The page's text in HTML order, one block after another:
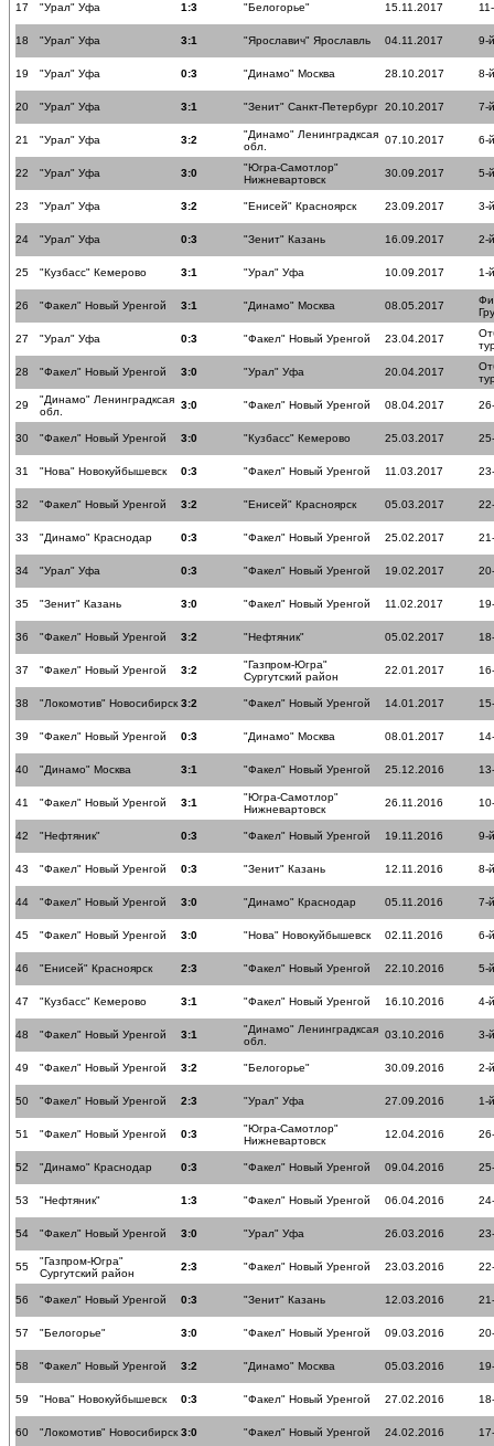
17 "Урал" Уфа 1:3 "Белогорье" 15.11.2017
18 "Урал" Уфа 3:1 "Ярославич" Ярославль 04.11.2017 9-
19 "Урал" Уфа 0:3 "Динамо" Москва 28.10.2017 8-
20 "Урал" Уфа 3:1 "Зенит" Санкт-Петербург 20.10.2017 7-
21 "Урал" Уфа 3:2
"Динамо" Ленинградксая
обл.
07.10.2017 6-
22 "Урал" Уфа 3:0
"Югра-Самотлор"
Нижневартовск
30.09.2017 5-
23 "Урал" Уфа 3:2 "Енисей" Красноярск 23.09.2017 3-
24 "Урал" Уфа 0:3 "Зенит" Казань 16.09.2017 2-
25 "Кузбасс" Кемерово 3:1 "Урал" Уфа 10.09.2017 1-
26 "Факел" Новый Уренгой 3:1 "Динамо" Москва 08.05.2017
27 "Урал" Уфа 0:3 "Факел" Новый Уренгой 23.04.2017
28 "Факел" Новый Уренгой 3:0 "Урал" Уфа 20.04.2017
29
"Динамо" Ленинградксая
обл.
3:0 "Факел" Новый Уренгой 08.04.2017
30 "Факел" Новый Уренгой 3:0 "Кузбасс" Кемерово 25.03.2017
31 "Нова" Новокуйбышевск 0:3 "Факел" Новый Уренгой 11.03.2017
32 "Факел" Новый Уренгой 3:2 "Енисей" Красноярск 05.03.2017
33 "Динамо" Краснодар 0:3 "Факел" Новый Уренгой 25.02.2017
34 "Урал" Уфа 0:3 "Факел" Новый Уренгой 19.02.2017
35 "Зенит" Казань 3:0 "Факел" Новый Уренгой 11.02.2017
36 "Факел" Новый Уренгой 3:2 "Нефтяник" 05.02.2017
37 "Факел" Новый Уренгой 3:2
"Газпром-Югра"
Сургутский район
22.01.2017
38 "Локомотив" Новосибирск 3:2 "Факел" Новый Уренгой 14.01.2017
39 "Факел" Новый Уренгой 0:3 "Динамо" Москва 08.01.2017
40 "Динамо" Москва 3:1 "Факел" Новый Уренгой 25.12.2016
41 "Факел" Новый Уренгой 3:1
"Югра-Самотлор"
Нижневартовск
26.11.2016
42 "Нефтяник" 0:3 "Факел" Новый Уренгой 19.11.2016 9-
43 "Факел" Новый Уренгой 0:3 "Зенит" Казань 12.11.2016 8-
44 "Факел" Новый Уренгой 3:0 "Динамо" Краснодар 05.11.2016 7-
45 "Факел" Новый Уренгой 3:0 "Нова" Новокуйбышевск 02.11.2016 6-
46 "Енисей" Красноярск 2:3 "Факел" Новый Уренгой 22.10.2016 5-
47 "Кузбасс" Кемерово 3:1 "Факел" Новый Уренгой 16.10.2016 4-
48 "Факел" Новый Уренгой 3:1
"Динамо" Ленинградксая
обл.
03.10.2016 3-
49 "Факел" Новый Уренгой 3:2 "Белогорье" 30.09.2016 2-
50 "Факел" Новый Уренгой 2:3 "Урал" Уфа 27.09.2016 1-
51 "Факел" Новый Уренгой 0:3
"Югра-Самотлор"
Нижневартовск
12.04.2016
52 "Динамо" Краснодар 0:3 "Факел" Новый Уренгой 09.04.2016
53 "Нефтяник" 1:3 "Факел" Новый Уренгой 06.04.2016
54 "Факел" Новый Уренгой 3:0 "Урал" Уфа 26.03.2016
55
"Газпром-Югра"
Сургутский район
2:3 "Факел" Новый Уренгой 23.03.2016
56 "Факел" Новый Уренгой 0:3 "Зенит" Казань 12.03.2016
57 "Белогорье" 3:0 "Факел" Новый Уренгой 09.03.2016
58 "Факел" Новый Уренгой 3:2 "Динамо" Москва 05.03.2016
59 "Нова" Новокуйбышевск 0:3 "Факел" Новый Уренгой 27.02.2016
60 "Локомотив" Новосибирск 3:0 "Факел" Новый Уренгой 24.02.2016